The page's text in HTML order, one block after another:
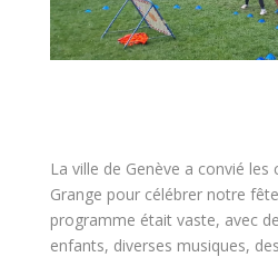
La ville de Genève a convié les
Grange pour célébrer notre
programme était vaste, avec
enfants, diverses musiques,